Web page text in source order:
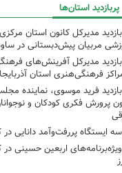
پربازدید استان‌ها
بازدید مدیرکل کانون استان
مربیان پیش‌دبستانی در
بازدید مدیرکل آفرینش‌های
فرهنگی‌هنری استان
بازدید فرید موسوی، نماینده
پرورش فکری کودکان و
سه ایستگاه پررفت‌وآمد دانایی
ویژه‌برنامه‌های اربعین حسینی در